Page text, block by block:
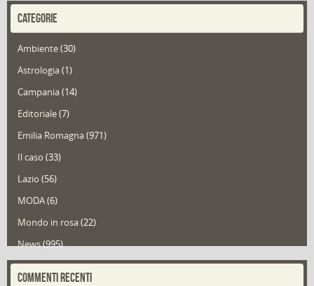
CATEGORIE
Ambiente(30)
Astrologia(1)
Campania(14)
Editoriale(7)
Emilia Romagna(971)
Il caso (33)
Lazio (56)
MODA(6)
Mondo in rosa(22)
News(995)
Portfolio(1)
COMMENTI RECENTI